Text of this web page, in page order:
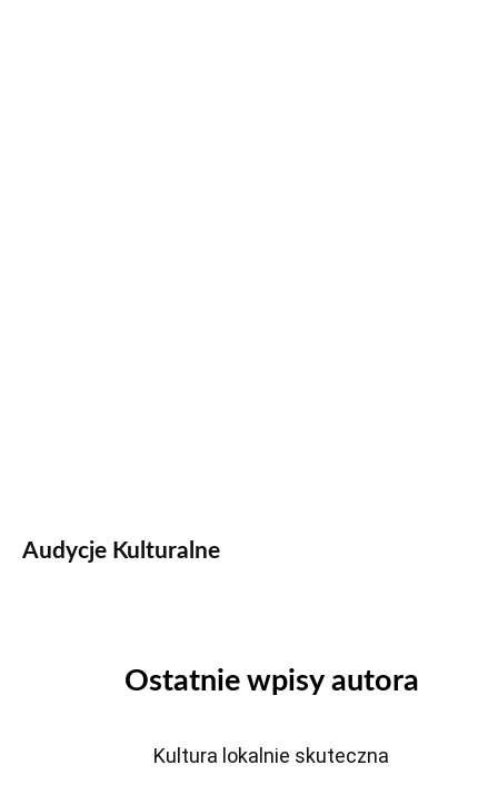
Audycje Kulturalne
Ostatnie wpisy autora
Kultura lokalnie skuteczna